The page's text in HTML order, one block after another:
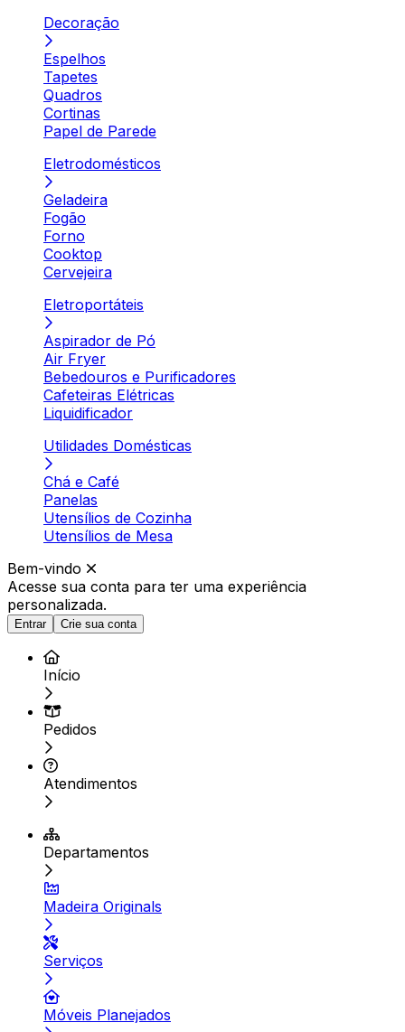
Decoração
Espelhos
Tapetes
Quadros
Cortinas
Papel de Parede
Eletrodomésticos
Geladeira
Fogão
Forno
Cooktop
Cervejeira
Eletroportáteis
Aspirador de Pó
Air Fryer
Bebedouros e Purificadores
Cafeteiras Elétricas
Liquidificador
Utilidades Domésticas
Chá e Café
Panelas
Utensílios de Cozinha
Utensílios de Mesa
Bem-vindo
Acesse sua conta para ter uma experiência
personalizada.
Entrar Crie sua conta
Início
Pedidos
Atendimentos
Departamentos
Madeira Originals
Serviços
Móveis Planejados